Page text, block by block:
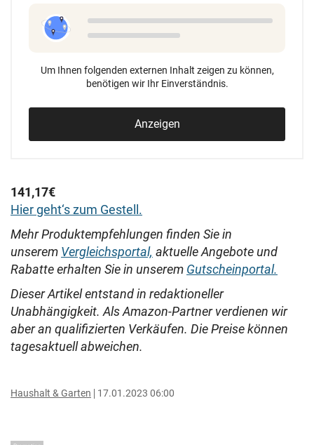
Um Ihnen folgenden externen Inhalt zeigen zu können,
benötigen wir Ihr Einverständnis.
Anzeigen
141,17€
Hier geht‘s zum Gestell.
Mehr Produktempfehlungen finden Sie in
unserem Vergleichsportal, aktuelle Angebote und
Rabatte erhalten Sie in unserem Gutscheinportal.
Dieser Artikel entstand in redaktioneller
Unabhängigkeit. Als Amazon-Partner verdienen wir
aber an qualifizierten Verkäufen. Die Preise können
tagesaktuell abweichen.
Haushalt & Garten 17.01.2023 06:00